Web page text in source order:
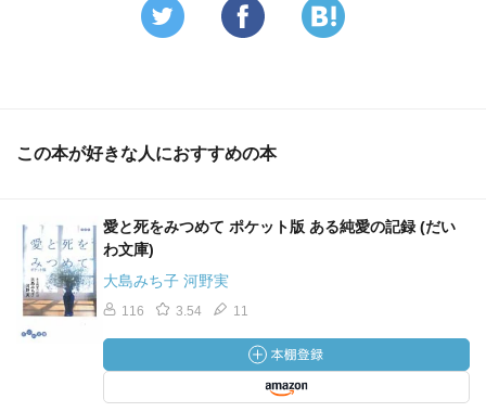
この本が好きな人におすすめの本
愛と死をみつめて ポケット版 ある純愛の記録 (だい
わ文庫)
大島みち子 河野実
116 3.54 11